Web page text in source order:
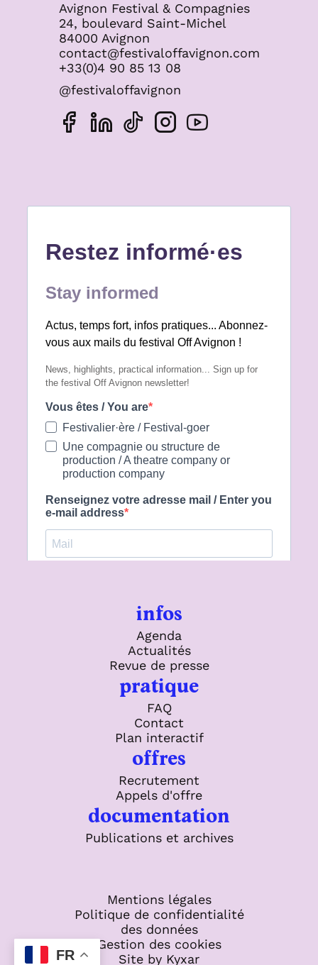
FR
Avignon Festival & Compagnies
24, boulevard Saint-Michel
84000 Avignon
contact@festivaloffavignon.com
+33(0)4 90 85 13 08
@festivaloffavignon
infos
Agenda
Actualités
Revue de presse
pratique
FAQ
Contact
Plan interactif
offres
Recrutement
Appels d'offre
documentation
Publications et archives
Mentions légales
Politique de confidentialité
des données
Gestion des cookies
Site by Kyxar